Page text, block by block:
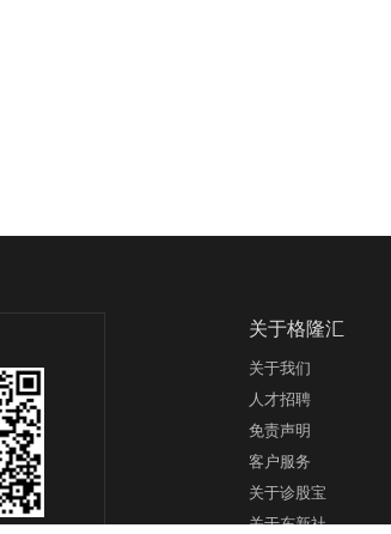
关于格隆汇
关于我们
人才招聘
免责声明
客户服务
关于诊股宝
关于东新社